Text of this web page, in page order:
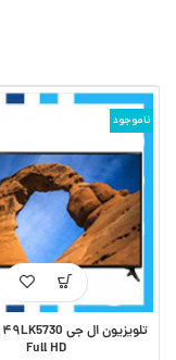
ناموجود
Full HD